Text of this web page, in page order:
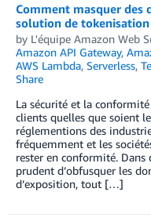
Comment masquer des
solution de
by L'équipe Amazon Web
Amazon API Gateway,
AWS Lambda, Serverless,
Share
La sécurité et la
clients quelles que soient
réglementions des
fréquemment et les
rester en conformité.
prudent d’obfusquer les
d’exposition, tout […]